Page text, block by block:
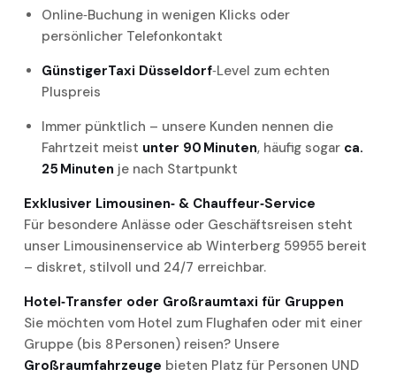
Online‑Buchung in wenigen Klicks oder
persönlicher Telefonkontakt
GünstigerTaxi Düsseldorf‑Level zum echten
Pluspreis
Immer pünktlich – unsere Kunden nennen die
Fahrtzeit meist unter 90 Minuten, häufig sogar ca.
25 Minuten je nach Startpunkt
Exklusiver Limousinen‑ & Chauffeur‑Service
Für besondere Anlässe oder Geschäftsreisen steht
unser Limousinenservice ab Winterberg 59955 bereit
– diskret, stilvoll und 24/7 erreichbar.
Hotel‑Transfer oder Großraumtaxi für Gruppen
Sie möchten vom Hotel zum Flughafen oder mit einer
Gruppe (bis 8 Personen) reisen? Unsere
Großraumfahrzeuge bieten Platz für Personen UND